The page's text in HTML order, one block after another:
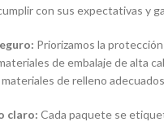
con sus expectativas y
Priorizamos la
de embalaje de alta
de relleno
claro: Cada paquete se